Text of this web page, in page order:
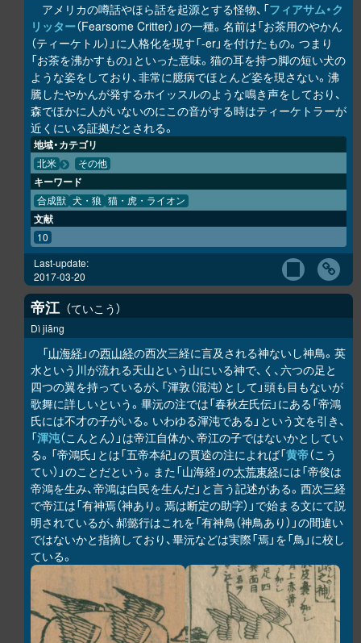
アメリカの噂話やほら話を起源とする怪物、「フィアサム・ク
リッター（Fearsome Critter）」の一種。名前は「お茶用のやかん
（ティーケトル）」に人格化を現す「-er」を付けたもの。つまり
「お茶を沸かすもの」といった意味。猫の耳を持つ脚の短い犬の
ような姿をしており、非常に臆病でほとんど姿を現さない。沸
騰したやかんが発するホイッスルのような鳴き声をしており、
森でほかに人がいないのにこの音がする時はティーケトラーが
近くにいる証拠だとされる。
地域・カテゴリ
北米 その他
キーワード
合成獣 犬・狼 猫・虎・ライオン
文献
10
Last-update:
2017-03-20
帝江 ていこう
Dì jiāng
「山海経 」の西山経の西次三経に言及される神ないし神鳥。英
水という川が流れる天山という山にいる神で、く、六つの足と
四つの翼を持っているが、「渾敦（混沌）として」頭も目もないが
歌舞に詳しいという。畢沅の注では「春秋左氏伝」にある「帝鴻
氏には不才の子がいる。いわゆる渾沌である」という文を引き、
「渾沌（こんとん）」は帝江自体か、帝江の子ではないかとしてい
る。「帝鴻氏」とは「五帝本紀」の賈逵の注によれば「黄帝（こう
てい）」のことだという。また「山海経」の大荒東経には「帝俊は
帝鴻を生み、帝鴻は白民を生んだ」と言う記述がある。西次三経
で帝江は「有神焉（神あり。焉は断定の助字）」で始まる文にて説
明されているが、郝懿行はこれを「有神鳥（神鳥あり）」の間違い
ではないかと指摘しており、畢沅などは実際「焉」を「鳥」に校し
ている。